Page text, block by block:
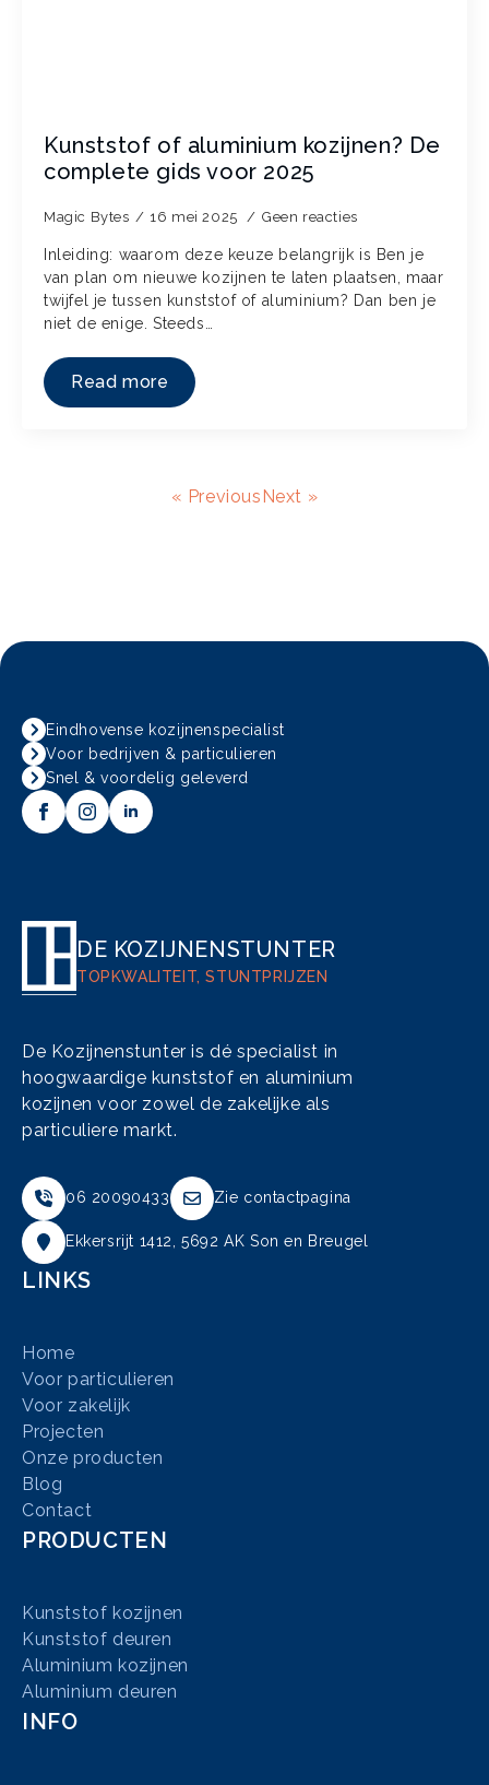
Kunststof of aluminium kozijnen? De
complete gids voor 2025
Magic Bytes 16 mei 2025 Geen reacties
Inleiding: waarom deze keuze belangrijk is Ben je
van plan om nieuwe kozijnen te laten plaatsen, maar
twijfel je tussen kunststof of aluminium? Dan ben je
niet de enige. Steeds…
Read more
« PreviousNext »
Eindhovense kozijnenspecialist
Voor bedrijven & particulieren
Snel & voordelig geleverd
DE KOZIJNENSTUNTER
TOPKWALITEIT, STUNTPRIJZEN
De Kozijnenstunter is dé specialist in
hoogwaardige kunststof en aluminium
kozijnen voor zowel de zakelijke als
particuliere markt.
06 20090433 Zie contactpagina
Ekkersrijt 1412, 5692 AK Son en Breugel
LINKS
Home
Voor particulieren
Voor zakelijk
Projecten
Onze producten
Blog
Contact
PRODUCTEN
Kunststof kozijnen
Kunststof deuren
Aluminium kozijnen
Aluminium deuren
INFO